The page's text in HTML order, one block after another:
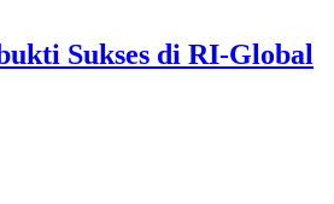
Sukses di RI-Global